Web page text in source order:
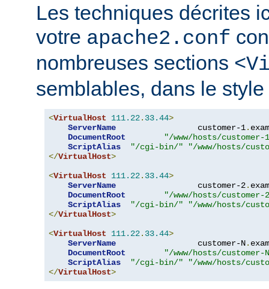
Les techniques décrites
votre apache2.conf
nombreuses sections
semblables, dans le style
<VirtualHost 111.22. 33.44>
ServerName
                 customer-1
.
DocumentRoot
"/www/hosts/customer-
ScriptAlias
"/cgi-bin/"
"/www/hosts/
</VirtualHost>
<VirtualHost 111.22. 33.44>
ServerName
                 customer-2
.
DocumentRoot
"/www/hosts/customer-
ScriptAlias
"/cgi-bin/"
"/www/hosts/
</VirtualHost>
<VirtualHost 111.22. 33.44>
ServerName
                 customer-N
.
DocumentRoot
"/www/hosts/customer-
ScriptAlias
"/cgi-bin/"
"/www/hosts/
</VirtualHost>